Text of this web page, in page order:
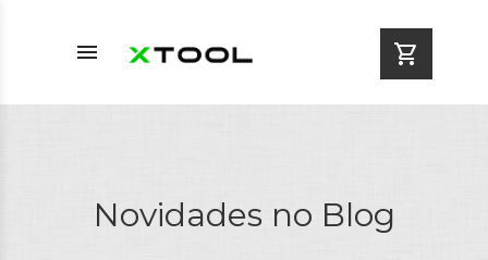
menu shopping_cart
Novidades no Blog